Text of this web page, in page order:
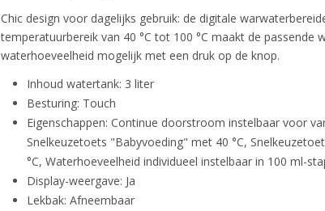
Bruto gewicht
1,00 Kg
Chic design voor dagelijks gebruik: de digitale
temperatuurbereik van 40 °C tot 100 °C maakt de passende
waterhoeveelheid mogelijk met een druk op de knop.
Inhoud watertank: 3 liter
Besturing: Touch
Eigenschappen: Continue doorstroom instelbaar voor
Snelkeuzetoets "Babyvoeding" met 40 °C,
°C, Waterhoeveelheid individueel instelbaar in 100 ml-
Display-weergave: Ja
Lekbak: Afneembaar